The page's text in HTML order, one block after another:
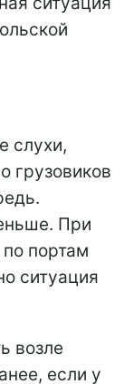
слухи,
грузовиков
При
портам
ситуация
возле
если у